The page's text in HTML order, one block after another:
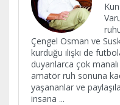
Çengel Osman ve
kurduğu ilişki de
duyanlarca çok
amatör ruh sonuna
yaşananlar ve
insana ...